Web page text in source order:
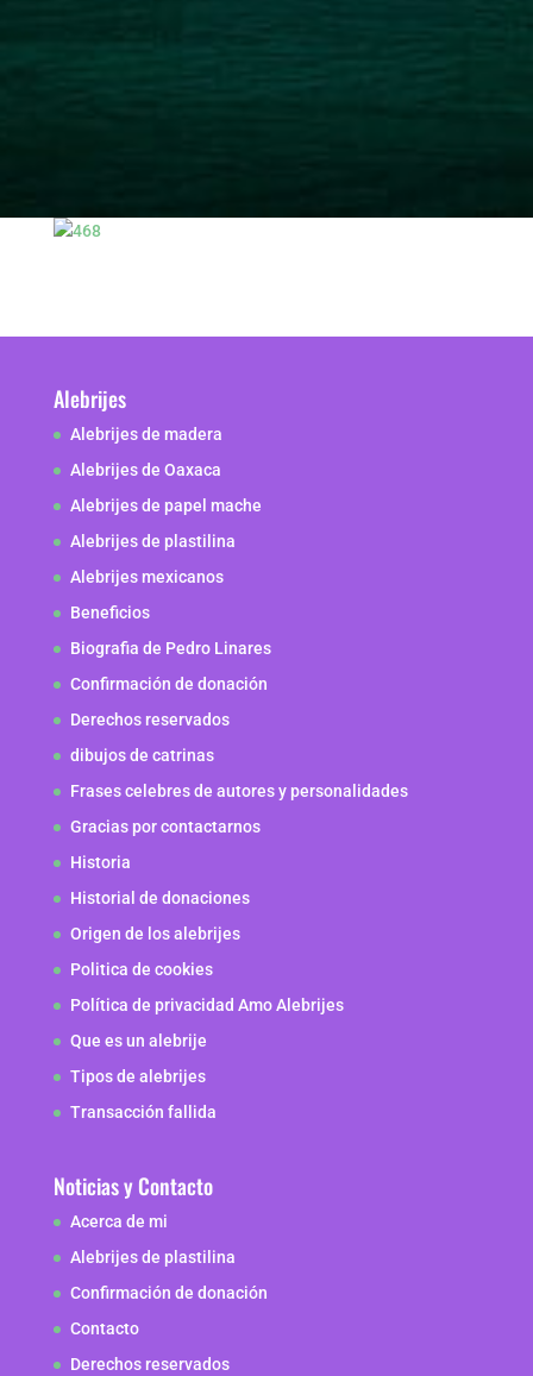
Alebrijes
Alebrijes de madera
Alebrijes de Oaxaca
Alebrijes de papel mache
Alebrijes de plastilina
Alebrijes mexicanos
Beneficios
Biografia de Pedro Linares
Confirmación de donación
Derechos reservados
dibujos de catrinas
Frases celebres de autores y personalidades
Gracias por contactarnos
Historia
Historial de donaciones
Origen de los alebrijes
Politica de cookies
Política de privacidad Amo Alebrijes
Que es un alebrije
Tipos de alebrijes
Transacción fallida
Noticias y Contacto
Acerca de mi
Alebrijes de plastilina
Confirmación de donación
Contacto
Derechos reservados